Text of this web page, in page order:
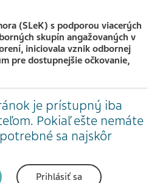
(SLeK) s podporou viacerých
skupín angažovaných v
iniciovala vznik odbornej
pre dostupnejšie očkovanie,
je prístupný iba
Pokiaľ ešte nemáte
sa najskôr
Prihlásiť sa